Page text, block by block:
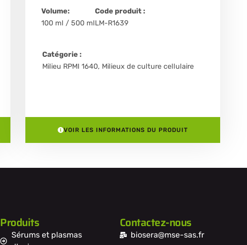
Volume:
100 ml / 500 ml
Code produit :
LM-R1639
Catégorie :
Milieu RPMI 1640, Milieux de culture cellulaire
VOIR LES INFORMATIONS DU PRODUIT
Produits
Sérums et plasmas
Contactez-nous
biosera@mse-sas.fr